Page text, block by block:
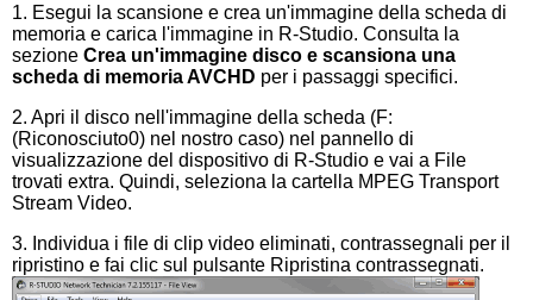
1. Esegui la scansione e crea un'immagine della scheda di
memoria e carica l'immagine in R-Studio. Consulta la
sezione Crea un'immagine disco e scansiona una
scheda di memoria AVCHD per i passaggi specifici.
2. Apri il disco nell'immagine della scheda (F:
(Riconosciuto0) nel nostro caso) nel pannello di
visualizzazione del dispositivo di R-Studio e vai a File
trovati extra. Quindi, seleziona la cartella MPEG Transport
Stream Video.
3. Individua i file di clip video eliminati, contrassegnali per il
ripristino e fai clic sul pulsante Ripristina contrassegnati.